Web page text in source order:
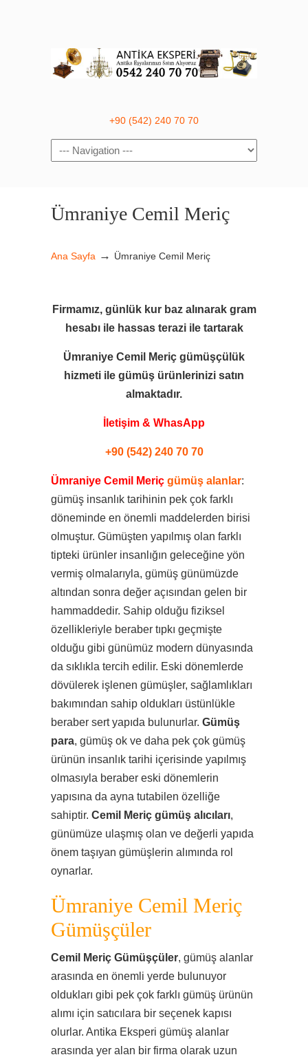
+90 (542) 240 70 70
Navigation
Ümraniye Cemil Meriç
Ana Sayfa → Ümraniye Cemil Meriç
Firmamız, günlük kur baz alınarak gram
hesabı ile hassas terazi ile tartarak
Ümraniye Cemil Meriç gümüşçülük
hizmeti ile gümüş ürünlerinizi satın
almaktadır.
İletişim & WhasApp
+90 (542) 240 70 70
Ümraniye Cemil Meriç gümüş alanlar:
gümüş insanlık tarihinin pek çok farklı
döneminde en önemli maddelerden birisi
olmuştur. Gümüşten yapılmış olan farklı
tipteki ürünler insanlığın geleceğine yön
vermiş olmalarıyla, gümüş günümüzde
altından sonra değer açısından gelen bir
hammaddedir. Sahip olduğu fiziksel
özellikleriyle beraber tıpkı geçmişte
olduğu gibi günümüz modern dünyasında
da sıklıkla tercih edilir. Eski dönemlerde
dövülerek işlenen gümüşler, sağlamlıkları
bakımından sahip oldukları üstünlükle
beraber sert yapıda bulunurlar. Gümüş
para, gümüş ok ve daha pek çok gümüş
ürünün insanlık tarihi içerisinde yapılmış
olmasıyla beraber eski dönemlerin
yapısına da ayna tutabilen özelliğe
sahiptir. Cemil Meriç gümüş alıcıları,
günümüze ulaşmış olan ve değerli yapıda
önem taşıyan gümüşlerin alımında rol
oynarlar.
Ümraniye Cemil Meriç
Gümüşçüler
Cemil Meriç Gümüşçüler, gümüş alanlar
arasında en önemli yerde bulunuyor
oldukları gibi pek çok farklı gümüş ürünün
alımı için satıcılara bir seçenek kapısı
olurlar. Antika Eksperi gümüş alanlar
arasında yer alan bir firma olarak uzun